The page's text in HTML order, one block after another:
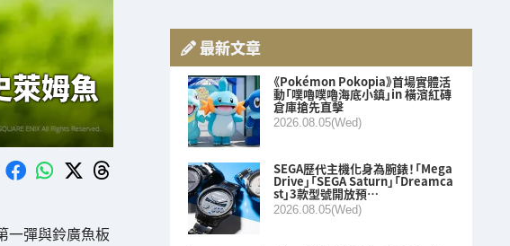
萊姆魚
一彈與鈴廣魚板
最新文章
《Pokémon Pokopia》首場實體活
動「噗嚕噗嚕海底小鎮」in 橫濱紅磚
倉庫搶先直擊
2026.08.05(Wed)
SEGA歷代主機化身為腕錶！「Mega
Drive」「SEGA Saturn」「Dreamca
st」3款型號開放預…
2026.08.05(Wed)